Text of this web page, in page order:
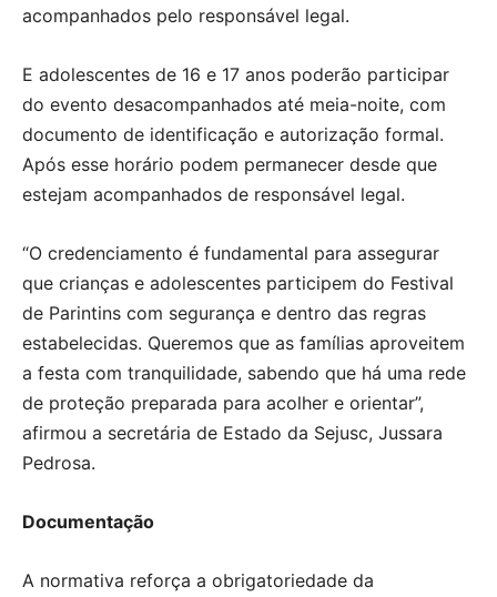
acompanhados pelo responsável legal.
E adolescentes de 16 e 17 anos poderão participar
do evento desacompanhados até meia-noite, com
documento de identificação e autorização formal.
Após esse horário podem permanecer desde que
estejam acompanhados de responsável legal.
“O credenciamento é fundamental para assegurar
que crianças e adolescentes participem do Festival
de Parintins com segurança e dentro das regras
estabelecidas. Queremos que as famílias aproveitem
a festa com tranquilidade, sabendo que há uma rede
de proteção preparada para acolher e orientar”,
afirmou a secretária de Estado da Sejusc, Jussara
Pedrosa.
Documentação
A normativa reforça a obrigatoriedade da